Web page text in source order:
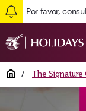
Por favor,
Home / The Signature